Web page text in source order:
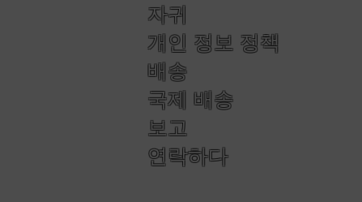
자귀
개인 정보 정책
배송
국제 배송
보고
연락하다